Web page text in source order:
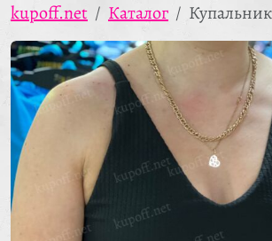
kupoff.net Каталог